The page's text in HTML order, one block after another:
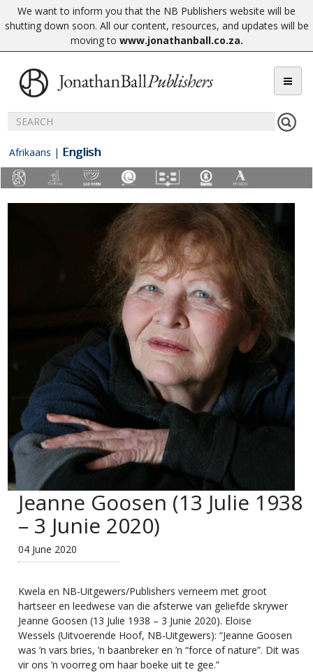
We want to inform you that the NB Publishers website will be
shutting down soon. All our content, resources, and updates will be
moving to www.jonathanball.co.za.
Afrikaans | English
Jeanne Goosen (13 Julie 1938
– 3 Junie 2020)
04 June 2020
Kwela en NB-Uitgewers/Publishers verneem met groot
hartseer en leedwese van die afsterwe van geliefde skrywer
Jeanne Goosen (13 Julie 1938 – 3 Junie 2020). Eloise
Wessels (Uitvoerende Hoof, NB-Uitgewers): “Jeanne Goosen
was ’n vars bries, ’n baanbreker en ’n “force of nature”. Dit was
vir ons ’n voorreg om haar boeke uit te gee.”